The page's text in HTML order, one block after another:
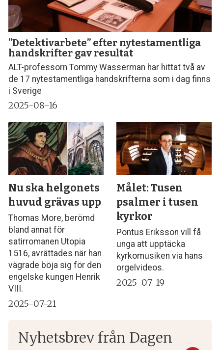
”Detektivarbete” efter nytestamentliga
handskrifter gav resultat
ALT-professorn Tommy Wasserman har hittat två av
de 17 nytestamentliga handskrifterna som i dag finns
i Sverige
2025-08-16
Nu ska helgonets
huvud grävas upp
Thomas More, berömd
bland annat för
satirromanen Utopia
1516, avrättades när han
vägrade böja sig för den
engelske kungen Henrik
VIII.
2025-07-21
Målet: Tusen
psalmer i tusen
kyrkor
Pontus Eriksson vill få
unga att upptäcka
kyrkomusiken via hans
orgelvideos.
2025-07-19
Nyhetsbrev från Dagen